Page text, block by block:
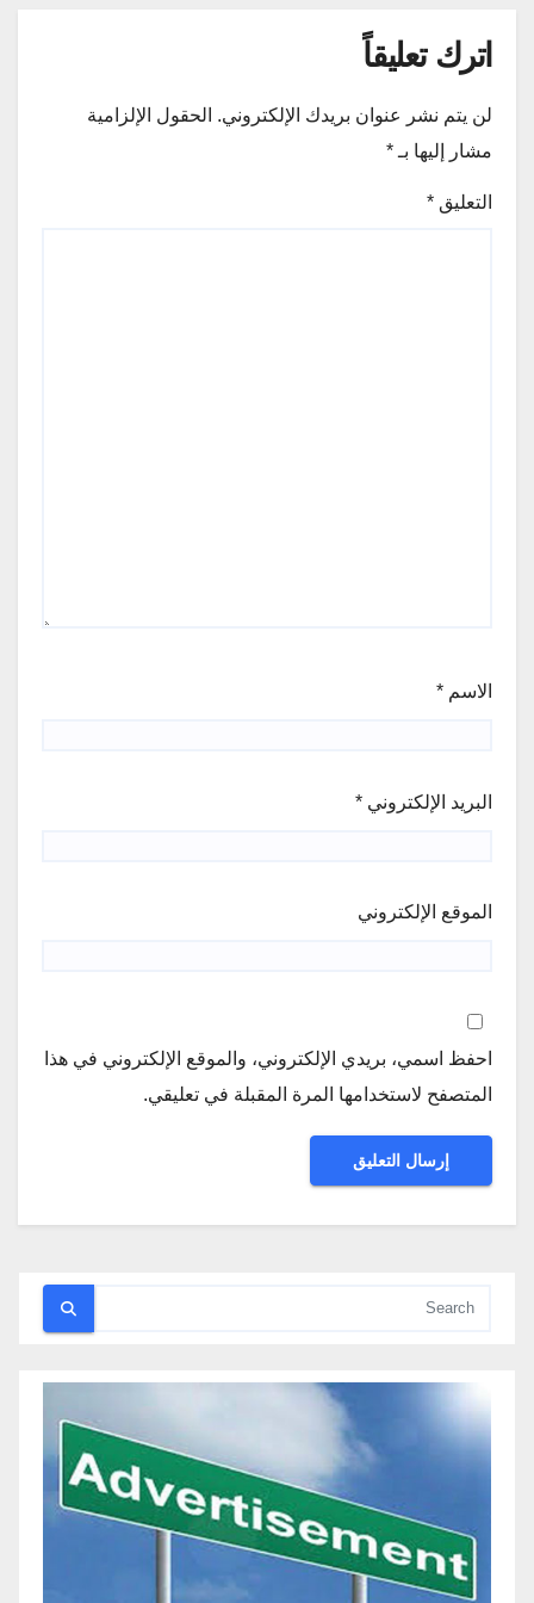
اترك تعليقاً
لن يتم نشر عنوان بريدك الإلكتروني. الحقول الإلزامية
مشار إليها بـ *
التعليق *
الاسم *
البريد الإلكتروني *
الموقع الإلكتروني
احفظ اسمي، بريدي الإلكتروني، والموقع الإلكتروني في هذا
المتصفح لاستخدامها المرة المقبلة في تعليقي.